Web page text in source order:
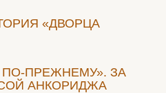
«ДВОРЦА
ПРЕЖНЕМУ». ЗА
АНКОРИДЖА